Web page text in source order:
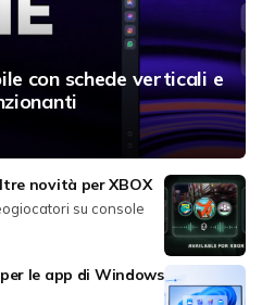
con schede verticali e
novità per XBOX
su console
le app di Windows